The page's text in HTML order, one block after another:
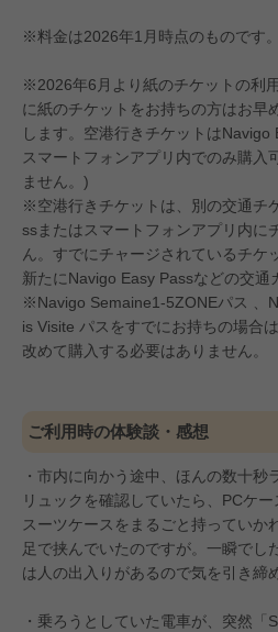
※料金は2026年1月時点のものです。
※2026年6月より紙のチケットの利
に紙のチケットをお持ちの方はお早
します。空港行きチケットはNavigo
スマートフォンアプリ内でのみ購入
ません。)
※空港行きチケットは、別の交通チ
ssまたはスマートフォンアプリ内に
ん。すでにチャージされているチケ
新たにNavigo Easy Passなどの交通
※Navigo Semaine1-5ZONEパス 、
is Visite パスをすでにお持ちの場合
改めて購入する必要はありません。
ご利用時の体験談・感想
・市内に向かう途中、ほんの数十秒
リュックを確認していたら、PCケ
スーツケースをまるごと持っていか
足で挟んでいたのですが。一瞬で
は人の出入りがあるので気を引き締
・乗ろうとしていた電車が、突然「